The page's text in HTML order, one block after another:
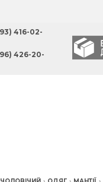
416-02-
426-20-